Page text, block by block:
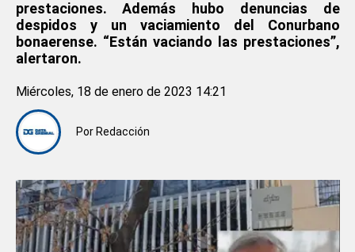
prestaciones. Además hubo denuncias de
despidos y un vaciamiento del Conurbano
bonaerense. “Están vaciando las prestaciones”,
alertaron.
Por Redacción
Miércoles, 18 de enero de 2023 14:21